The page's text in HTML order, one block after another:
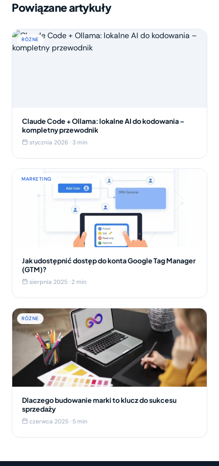
Powiązane artykuły
RÓŻNE
Claude Code + Ollama: lokalne AI do kodowania –
kompletny przewodnik
stycznia 2026 · 3 min
MARKETING
Jak udostępnić dostęp do konta Google Tag Manager
(GTM)?
sierpnia 2025 · 2 min
RÓŻNE
Dlaczego budowanie marki to klucz do sukcesu
sprzedaży
czerwca 2025 · 5 min